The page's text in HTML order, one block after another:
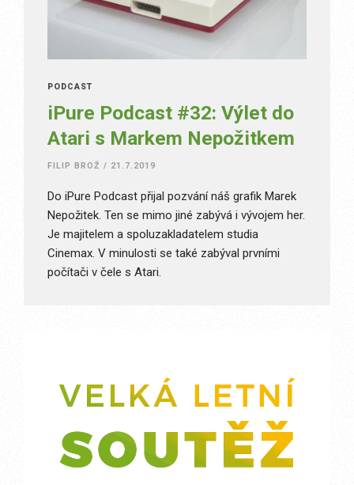
PODCAST
iPure Podcast #32: Výlet do
Atari s Markem Nepožitkem
FILIP BROŽ / 21.7.2019
Do iPure Podcast přijal pozvání náš grafik Marek
Nepožitek. Ten se mimo jiné zabývá i vývojem her.
Je majitelem a spoluzakladatelem studia
Cinemax. V minulosti se také zabýval prvními
počítači v čele s Atari.